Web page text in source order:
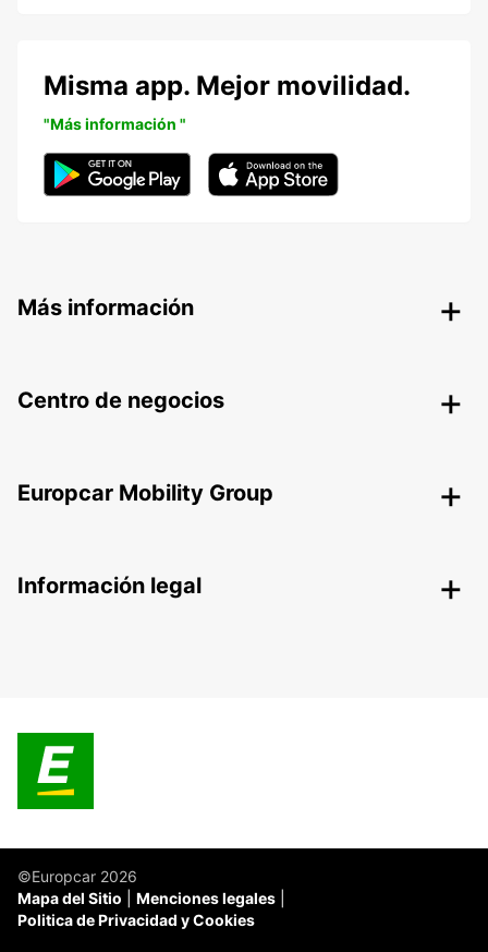
Misma app. Mejor movilidad.
"Más información "
Más información
Centro de negocios
Europcar Mobility Group
Información legal
©Europcar 2026
Mapa del Sitio
Menciones legales
Politica de Privacidad y Cookies